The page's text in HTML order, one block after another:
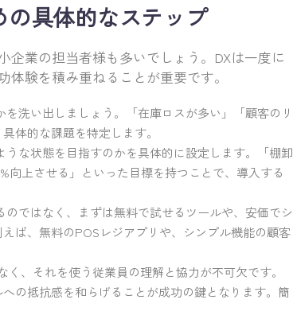
の具体的なステップ
企業の担当者様も多いでしょう。DXは一度に
験を積み重ねることが重要です。
洗い出しましょう。「在庫ロスが多い」「顧客のリ
体的な課題を特定します。
な状態を目指すのかを具体的に設定します。「棚卸
向上させる」といった目標を持つことで、導入する
ではなく、まずは無料で試せるツールや、安価でシ
ば、無料のPOSレジアプリや、シンプル機能の顧客
く、それを使う従業員の理解と協力が不可欠です。
の抵抗感を和らげることが成功の鍵となります。簡